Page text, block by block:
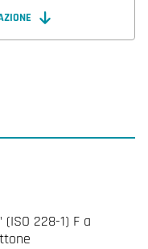
(ISO 228-1) F a